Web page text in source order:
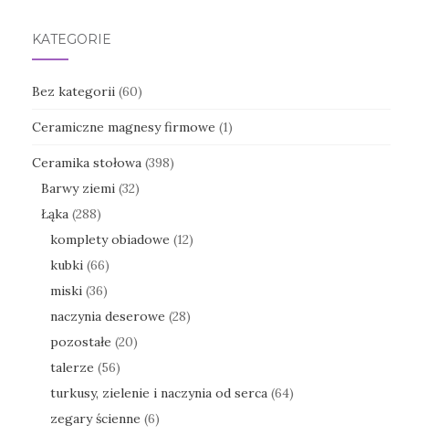
KATEGORIE
Bez kategorii (60)
Ceramiczne magnesy firmowe (1)
Ceramika stołowa (398)
Barwy ziemi (32)
Łąka (288)
komplety obiadowe (12)
kubki (66)
miski (36)
naczynia deserowe (28)
pozostałe (20)
talerze (56)
turkusy, zielenie i naczynia od serca (64)
zegary ścienne (6)